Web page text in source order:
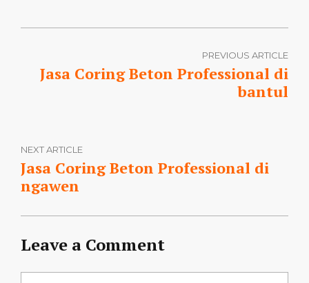
PREVIOUS ARTICLE
Jasa Coring Beton Professional di
bantul
NEXT ARTICLE
Jasa Coring Beton Professional di
ngawen
Leave a Comment